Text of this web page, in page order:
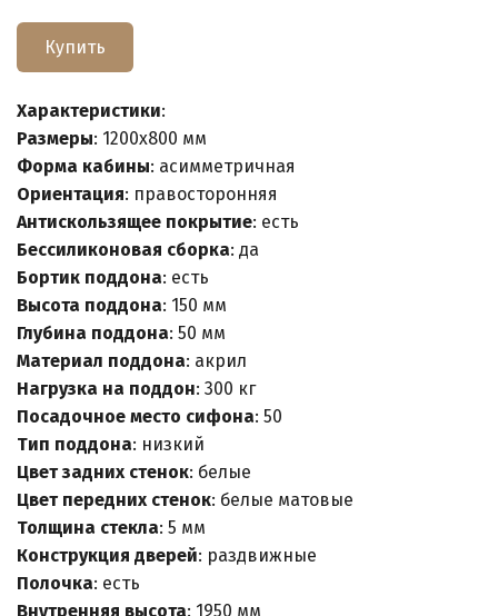
Купить
Характеристики:
Размеры: 1200x800 мм
Форма кабины: асимметричная
Ориентация: правосторонняя
Антискользящее покрытие: есть
Беcсиликоновая сборка: да
Бортик поддона: есть
Высота поддона: 150 мм
Глубина поддона: 50 мм
Материал поддона: акрил
Нагрузка на поддон: 300 кг
Посадочное место сифона: 50
Тип поддона: низкий
Цвет задних стенок: белые
Цвет передних стенок: белые матовые
Толщина стекла: 5 мм
Конструкция дверей: раздвижные
Полочка: есть
Внутренняя высота: 1950 мм